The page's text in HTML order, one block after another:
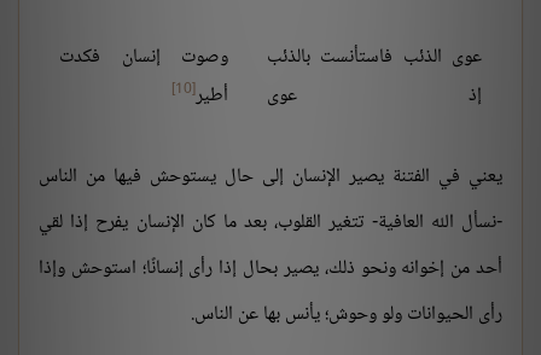
عوى الذئب فاستأنست بالذئب
إذ عوى
وصوت إنسان فكدت
أطير[10]
يعني في الفتنة يصير الإنسان إلى حال يستوحش فيها من الناس
-نسأل الله العافية- تتغير القلوب، بعد ما كان الإنسان يفرح إذا لقي
أحد من إخوانه ونحو ذلك، يصير بحال إذا رأى إنسانًا؛ استوحش وإذا
رأى الحيوانات ولو وحوش؛ يأنس بها عن الناس.